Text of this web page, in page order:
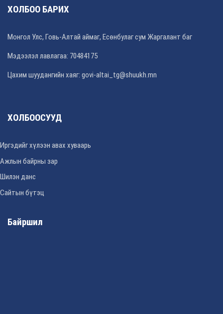
ХОЛБОО БАРИХ
Монгол Улс, Говь-Алтай аймаг, Есөнбулаг сум Жаргалант баг
Мэдээлэл лавлагаа: 70484175
Цахим шуудангийн хаяг: govi-altai_tg@shuukh.mn
ХОЛБООСУУД
Иргэдийг хүлээн авах хуваарь
Ажлын байрны зар
Шилэн данс
Сайтын бүтэц
Байршил